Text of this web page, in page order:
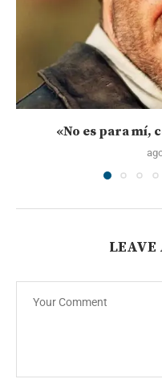
«No es para mí,
LEAVE